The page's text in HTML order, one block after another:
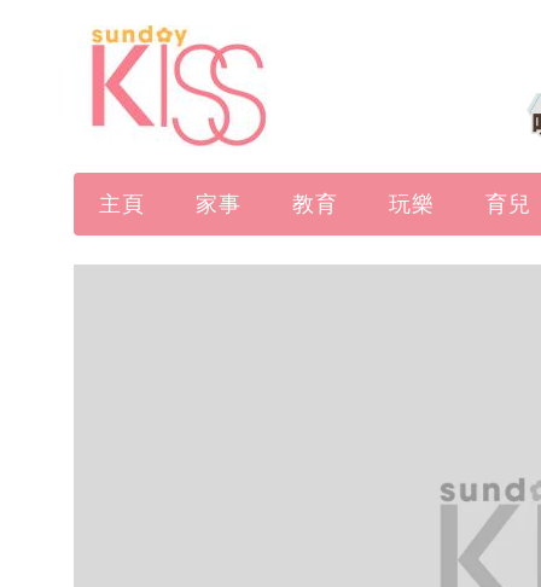
主頁 家事 教育 玩樂 育兒